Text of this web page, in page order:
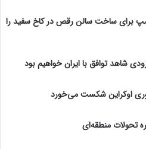
برای ساخت سالن رقص در کاخ سفید را
شاهد توافق با ایران خواهیم بود
اوکراین شکست می‌خورد
تحولات منطقه‌ای